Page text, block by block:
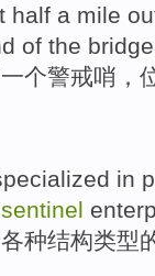
half a mile
of the bridge
一个警戒哨 ，
in
sentinel
各种结构类型